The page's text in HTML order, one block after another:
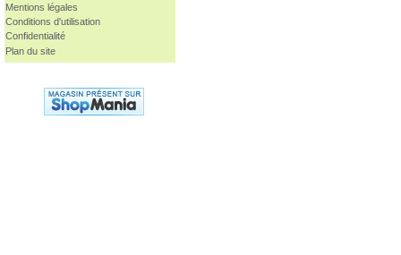
Mentions légales
Conditions d'utilisation
Confidentialité
Plan du site